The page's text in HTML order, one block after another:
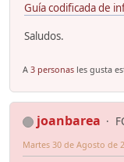
Guía codificada de
Saludos.
A 3 personas les gusta
joanbarea
Martes 30 de Agosto de